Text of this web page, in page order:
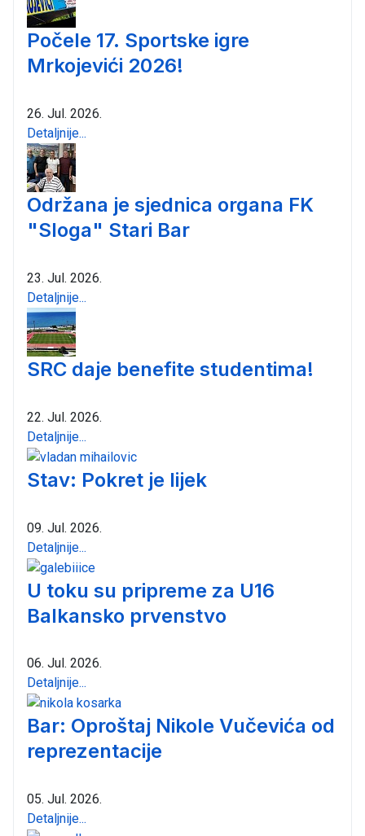
Počele 17. Sportske igre
Mrkojevići 2026!
26. Jul. 2026.
Detaljnije...
Održana je sjednica organa FK
"Sloga" Stari Bar
23. Jul. 2026.
Detaljnije...
SRC daje benefite studentima!
22. Jul. 2026.
Detaljnije...
Stav: Pokret je lijek
09. Jul. 2026.
Detaljnije...
U toku su pripreme za U16
Balkansko prvenstvo
06. Jul. 2026.
Detaljnije...
Bar: Oproštaj Nikole Vučevića od
reprezentacije
05. Jul. 2026.
Detaljnije...